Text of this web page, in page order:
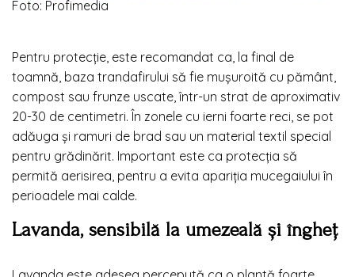
Foto: Profimedia
Pentru protecție, este recomandat ca, la final de
toamnă, baza trandafirului să fie mușuroită cu pământ,
compost sau frunze uscate, într-un strat de aproximativ
20-30 de centimetri. În zonele cu ierni foarte reci, se pot
adăuga și ramuri de brad sau un material textil special
pentru grădinărit. Important este ca protecția să
permită aerisirea, pentru a evita apariția mucegaiului în
perioadele mai calde.
Lavanda, sensibilă la umezeală și îngheț